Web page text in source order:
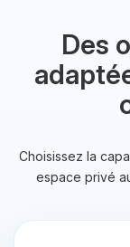
Des
Choisissez la
espace privé